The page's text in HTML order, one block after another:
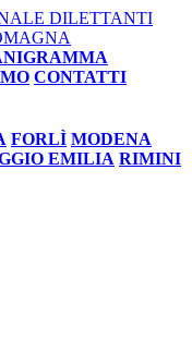
DILETTANTI
CONTATTI
FORLÌ MODENA
EMILIA RIMINI